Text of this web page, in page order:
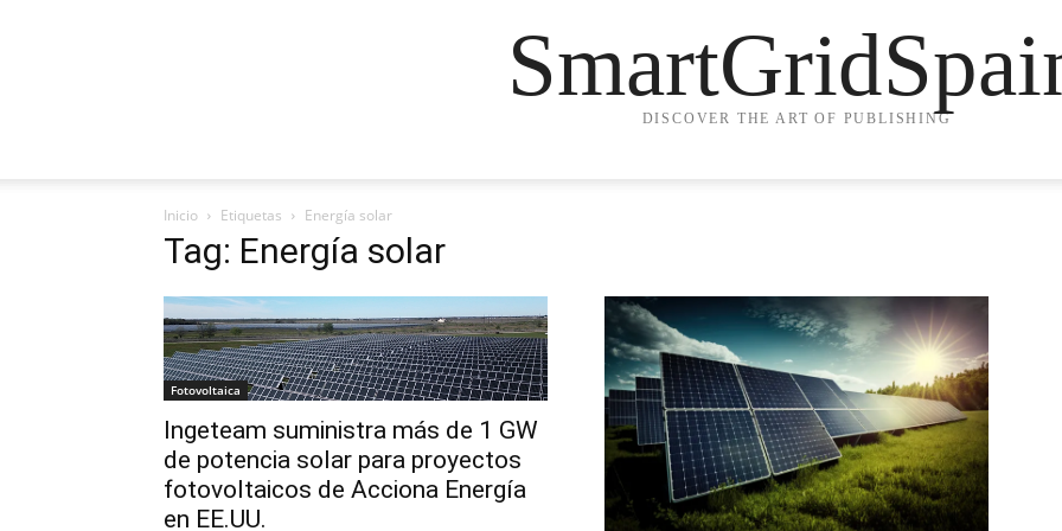
DISCOVER THE ART OF PUBLISHING
Inicio Etiquetas Energía solar
Tag: Energía solar
Fotovoltaica
Ingeteam suministra más de 1 GW
de potencia solar para proyectos
fotovoltaicos de Acciona Energía
en EE.UU.